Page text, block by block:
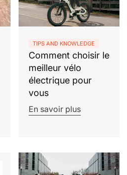
TIPS AND KNOWLEDGE
Comment choisir le
meilleur vélo
électrique pour
vous
En savoir plus